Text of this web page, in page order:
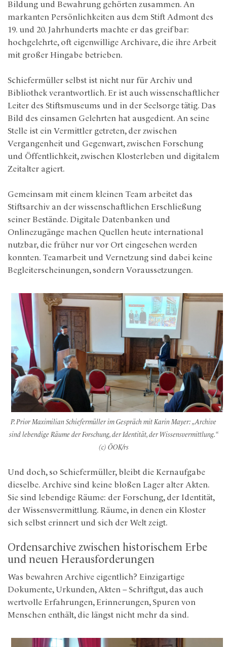
Bildung und Bewahrung gehörten zusammen. An
markanten Persönlichkeiten aus dem Stift Admont des
19. und 20. Jahrhunderts machte er das greifbar:
hochgelehrte, oft eigenwillige Archivare, die ihre Arbeit
mit großer Hingabe betrieben.
Schiefermüller selbst ist nicht nur für Archiv und
Bibliothek verantwortlich. Er ist auch wissenschaftlicher
Leiter des Stiftsmuseums und in der Seelsorge tätig. Das
Bild des einsamen Gelehrten hat ausgedient. An seine
Stelle ist ein Vermittler getreten, der zwischen
Vergangenheit und Gegenwart, zwischen Forschung
und Öffentlichkeit, zwischen Klosterleben und digitalem
Zeitalter agiert.
Gemeinsam mit einem kleinen Team arbeitet das
Stiftsarchiv an der wissenschaftlichen Erschließung
seiner Bestände. Digitale Datenbanken und
Onlinezugänge machen Quellen heute international
nutzbar, die früher nur vor Ort eingesehen werden
konnten. Teamarbeit und Vernetzung sind dabei keine
Begleiterscheinungen, sondern Voraussetzungen.
P. Prior Maximilian Schiefermüller im Gespräch mit Karin Mayer: „Archive
sind lebendige Räume der Forschung, der Identität, der Wissensvermittlung.“
(c) ÖOK/rs
Und doch, so Schiefermüller, bleibt die Kernaufgabe
dieselbe. Archive sind keine bloßen Lager alter Akten.
Sie sind lebendige Räume: der Forschung, der Identität,
der Wissensvermittlung. Räume, in denen ein Kloster
sich selbst erinnert und sich der Welt zeigt.
Ordensarchive zwischen historischem Erbe
und neuen Herausforderungen
Was bewahren Archive eigentlich? Einzigartige
Dokumente, Urkunden, Akten – Schriftgut, das auch
wertvolle Erfahrungen, Erinnerungen, Spuren von
Menschen enthält, die längst nicht mehr da sind.